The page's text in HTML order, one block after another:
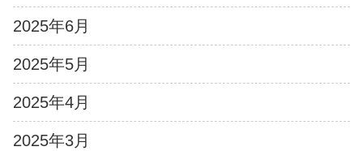
2025年6月
2025年5月
2025年4月
2025年3月